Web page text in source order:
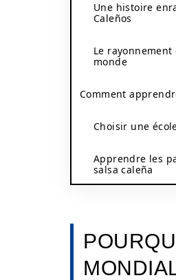
Une histoire
Caleños
Le
monde
Comment
Choisir une
Apprendre les
salsa caleña